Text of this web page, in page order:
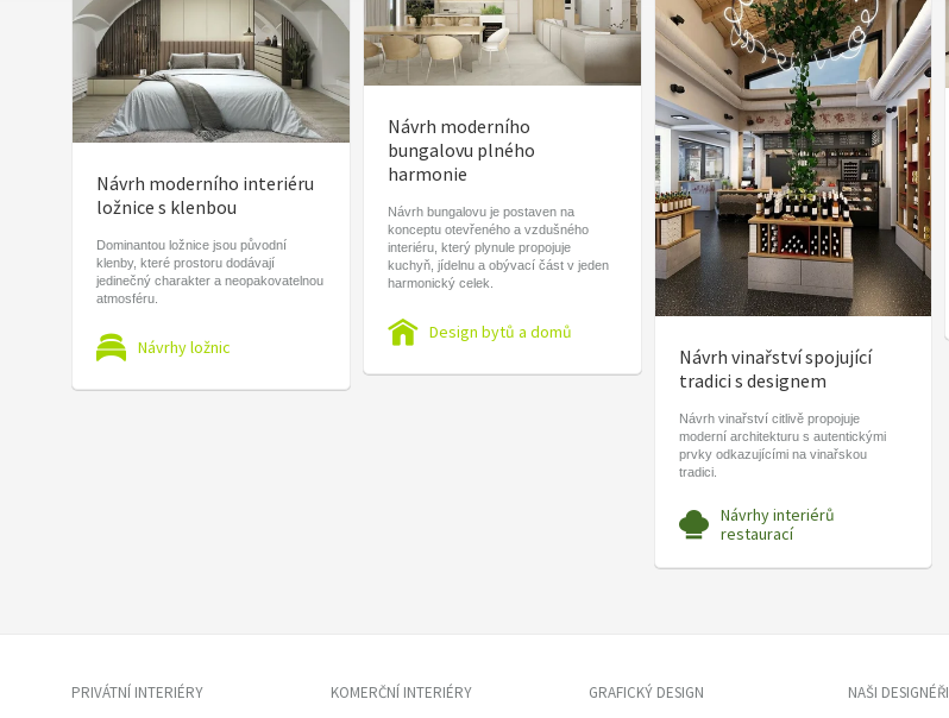
Návrh moderního interiéru
ložnice s klenbou
Dominantou ložnice jsou původní
klenby, které prostoru dodávají
jedinečný charakter a neopakovatelnou
atmosféru.
Návrhy ložnic
Návrh moderního
bungalovu plného
harmonie
Návrh bungalovu je postaven na
konceptu otevřeného a vzdušného
interiéru, který plynule propojuje
kuchyň, jídelnu a obývací část v jeden
harmonický celek.
Design bytů a domů
Návrh vinařství spojující
tradici s designem
Návrh vinařství citlivě propojuje
moderní architekturu s autentickými
prvky odkazujícími na vinařskou
tradici.
Návrhy interiérů
restaurací
PRIVÁTNÍ INTERIÉRY
KOMERČNÍ INTERIÉRY
GRAFICKÝ DESIGN
NAŠI DESIGNÉŘI